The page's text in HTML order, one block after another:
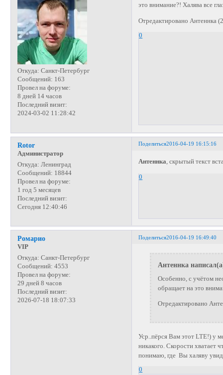
Откуда: Санкт-Петербург
Сообщений: 163
Провел на форуме:
8 дней 14 часов
Последний визит:
2024-03-02 11:28:42
это внимание?! Халява все
Отредактировано Антеннка
0
Поделиться2016-04-19 16:15:16
Rotor
Администратор
Откуда: Ленинград
Сообщений: 18844
Провел на форуме:
1 год 5 месяцев
Последний визит:
Сегодня 12:40:46
Антеннка , скрытый текст
0
Поделиться2016-04-19 16:49:40
Ромарио
VIP
Откуда: Санкт-Петербург
Сообщений: 4553
Провел на форуме:
29 дней 8 часов
Последний визит:
2026-07-18 18:07:33
Антеннка
Особенно, с учётом
обращает на это
Отредактировано
Уср..пёрся Вам этот LTE!) у
никакого. Скорости хватает
понимаю, где Вы халяву
0